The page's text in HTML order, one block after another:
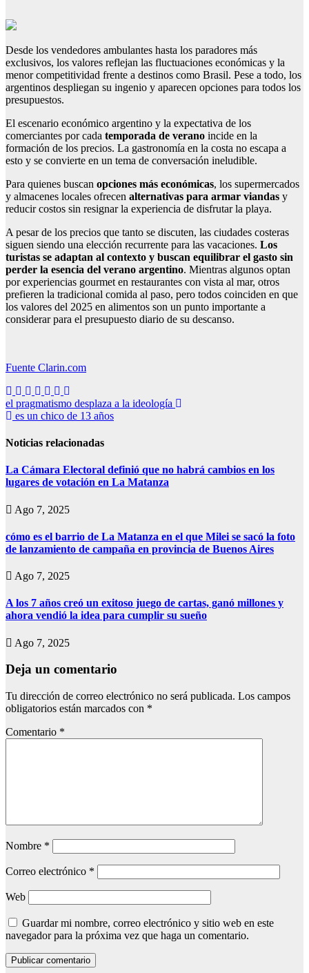
Desde los vendedores ambulantes hasta los paradores más
exclusivos, los valores reflejan las fluctuaciones económicas y la
menor competitividad frente a destinos como Brasil. Pese a todo, los
argentinos despliegan su ingenio y aparecen opciones para todos los
presupuestos.
El escenario económico argentino y la expectativa de los
comerciantes por cada temporada de verano incide en la
formación de los precios. La gastronomía en la costa no escapa a
esto y se convierte en un tema de conversación ineludible.
Para quienes buscan opciones más económicas, los supermercados
y almacenes locales ofrecen alternativas para armar viandas y
reducir costos sin resignar la experiencia de disfrutar la playa.
A pesar de los precios que tanto se discuten, las ciudades costeras
siguen siendo una elección recurrente para las vacaciones. Los
turistas se adaptan al contexto y buscan equilibrar el gasto sin
perder la esencia del verano argentino. Mientras algunos optan
por experiencias gourmet en restaurantes con vista al mar, otros
prefieren la tradicional comida al paso, pero todos coinciden en que
los valores del 2025 en alimentos son un punto importante a
considerar para el presupuesto diario de su descanso.
Fuente Clarin.com
Navegación
de
entradas
el pragmatismo desplaza a la ideología
es un chico de 13 años
Noticias relacionadas
La Cámara Electoral definió que no habrá cambios en los
lugares de votación en La Matanza
Ago 7, 2025
cómo es el barrio de La Matanza en el que Milei se sacó la foto
de lanzamiento de campaña en provincia de Buenos Aires
Ago 7, 2025
A los 7 años creó un exitoso juego de cartas, ganó millones y
ahora vendió la idea para cumplir su sueño
Ago 7, 2025
Deja un comentario
Tu dirección de correo electrónico no será publicada. Los campos
obligatorios están marcados con *
Comentario *
Nombre *
Correo electrónico *
Web
Guardar mi nombre, correo electrónico y sitio web en este
navegador para la próxima vez que haga un comentario.